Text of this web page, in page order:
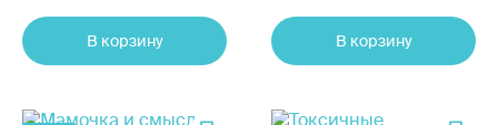
системы
В корзину
человека
В корзину